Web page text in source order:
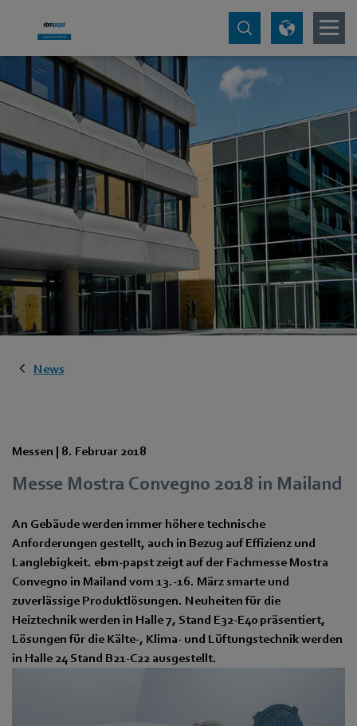
News
Messen | 8. Februar 2018
Messe Mostra Convegno 2018 in Mailand
An Gebäude werden immer höhere technische
Anforderungen gestellt, auch in Bezug auf Effizienz und
Langlebigkeit. ebm-papst zeigt auf der Fachmesse Mostra
Convegno in Mailand vom 13.-16. März smarte und
zuverlässige Produktlösungen. Neuheiten für die
Heiztechnik werden in Halle 7, Stand E32-E40 präsentiert,
Lösungen für die Kälte-, Klima- und Lüftungstechnik werden
in Halle 24 Stand B21-C22 ausgestellt.